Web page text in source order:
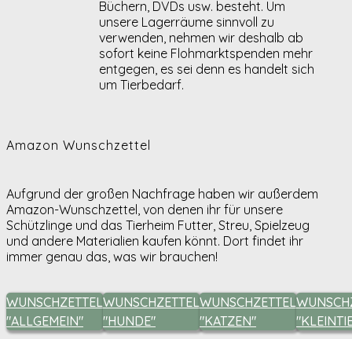
Büchern, DVDs usw. besteht. Um
unsere Lagerräume sinnvoll zu
verwenden, nehmen wir deshalb ab
sofort keine Flohmarktspenden mehr
entgegen, es sei denn es handelt sich
um Tierbedarf.
Amazon Wunschzettel
Aufgrund der großen Nachfrage haben wir außerdem
Amazon-Wunschzettel, von denen ihr für unsere
Schützlinge und das Tierheim Futter, Streu, Spielzeug
und andere Materialien kaufen könnt. Dort findet ihr
immer genau das, was wir brauchen!
WUNSCHZETTEL
"ALLGEMEIN"
WUNSCHZETTEL
"HUNDE"
WUNSCHZETTEL
"KATZEN"